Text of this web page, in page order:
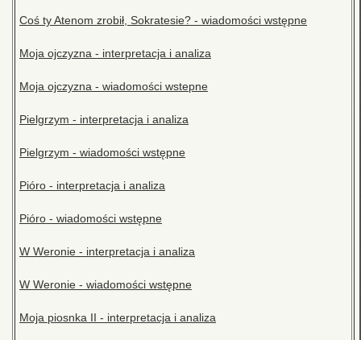
Coś ty Atenom zrobił, Sokratesie? - wiadomości wstępne
Moja ojczyzna - interpretacja i analiza
Moja ojczyzna - wiadomości wstepne
Pielgrzym - interpretacja i analiza
Pielgrzym - wiadomości wstępne
Pióro - interpretacja i analiza
Pióro - wiadomości wstępne
W Weronie - interpretacja i analiza
W Weronie - wiadomości wstępne
Moja piosnka II - interpretacja i analiza